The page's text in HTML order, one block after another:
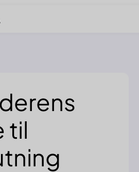
tjekliste til årsafslutning
til